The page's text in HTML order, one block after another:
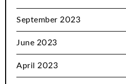
September 2023
June 2023
April 2023